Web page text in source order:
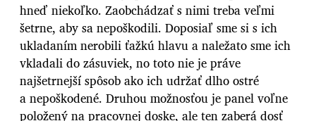
hneď niekoľko. Zaobchádzať s nimi treba veľmi
šetrne, aby sa nepoškodili. Doposiaľ sme si s ich
ukladaním nerobili ťažkú hlavu a naležato sme ich
vkladali do zásuviek, no toto nie je práve
najšetrnejší spôsob ako ich udržať dlho ostré
a nepoškodené. Druhou možnosťou je panel voľne
položený na pracovnej doske, ale ten zaberá dosť